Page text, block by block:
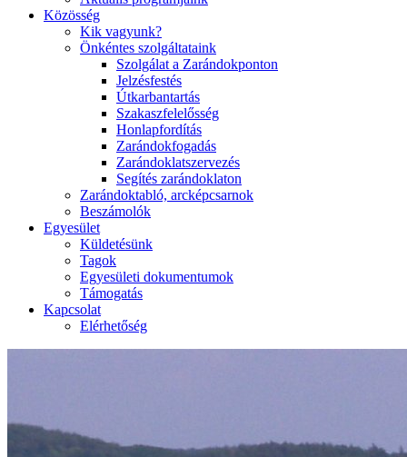
Közösség
Kik vagyunk?
Önkéntes szolgáltataink
Szolgálat a Zarándokponton
Jelzésfestés
Útkarbantartás
Szakaszfelelősség
Honlapfordítás
Zarándokfogadás
Zarándoklatszervezés
Segítés zarándoklaton
Zarándoktabló, arcképcsarnok
Beszámolók
Egyesület
Küldetésünk
Tagok
Egyesületi dokumentumok
Támogatás
Kapcsolat
Elérhetőség